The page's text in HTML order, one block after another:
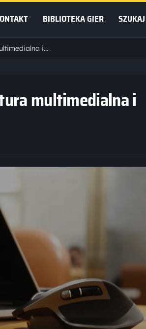
BIBLIOTEKA GIER SZUKAJ
Rapoo X8100 Bezprzewodowa klawiatura multimedialna i oburęczna mysz optyczna
multimedialna i